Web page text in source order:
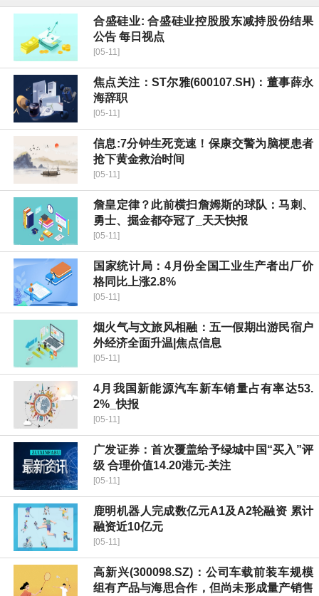
合盛硅业: 合盛硅业控股股东减持股份结果
公告 每日视点
[05-11]
焦点关注：ST尔雅(600107.SH)：董事薛永
海辞职
[05-11]
信息:7分钟生死竞速！保康交警为脑梗患者
抢下黄金救治时间
[05-11]
詹皇定律？此前横扫詹姆斯的球队：马刺、
勇士、掘金都夺冠了_天天快报
[05-11]
国家统计局：4月份全国工业生产者出厂价
格同比上涨2.8%
[05-11]
烟火气与文旅风相融：五一假期出游民宿户
外经济全面升温|焦点信息
[05-11]
4月我国新能源汽车新车销量占有率达53.
2%_快报
[05-11]
广发证券：首次覆盖给予绿城中国“买入”评
级 合理价值14.20港元-关注
[05-11]
鹿明机器人完成数亿元A1及A2轮融资 累计
融资近10亿元
[05-11]
高新兴(300098.SZ)：公司车载前装车规模
组有产品与海思合作，但尚未形成量产销售